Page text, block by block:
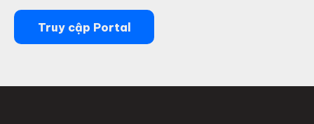
Truy cập Portal